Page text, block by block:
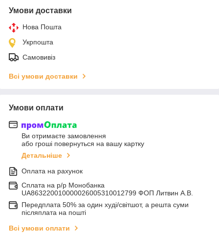
Умови доставки
Нова Пошта
Укрпошта
Самовивіз
Всі умови доставки
Умови оплати
Ви отримаєте замовлення
або гроші повернуться на вашу картку
Детальніше
Оплата на рахунок
Сплата на р/р Монобанка
UA863220010000026005310012799 ФОП Литвин А.В.
Передплата 50% за один худі/світшот, а решта суми
післяплата на пошті
Всі умови оплати